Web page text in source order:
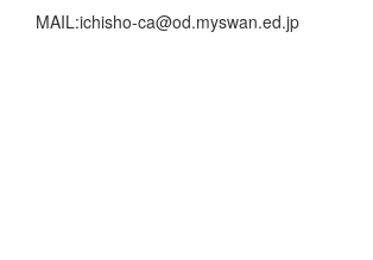
MAIL:ichisho-ca@od.myswan.ed.jp